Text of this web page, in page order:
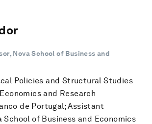
Nova School of Business and
Policies and Structural Studies
and Research
de Portugal; Assistant
School of Business and Economics